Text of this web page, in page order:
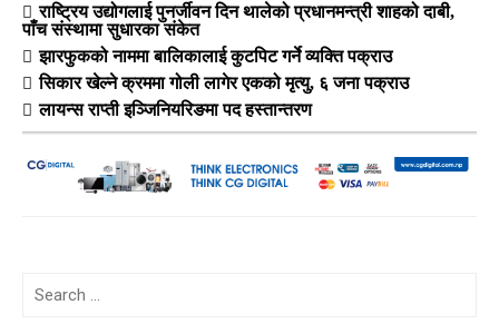
राष्ट्रिय उद्योगलाई पुनर्जीवन दिन थालेको प्रधानमन्त्री शाहको दाबी,
पाँच संस्थामा सुधारका संकेत
झारफुकको नाममा बालिकालाई कुटपिट गर्ने व्यक्ति पक्राउ
सिकार खेल्ने क्रममा गोली लागेर एकको मृत्यु, ६ जना पक्राउ
लायन्स राप्ती इञ्जिनियरिङमा पद हस्तान्तरण
Search